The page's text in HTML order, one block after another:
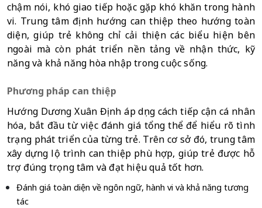
chậm nói, khó giao tiếp hoặc gặp khó khăn trong hành
vi. Trung tâm định hướng can thiệp theo hướng toàn
diện, giúp trẻ không chỉ cải thiện các biểu hiện bên
ngoài mà còn phát triển nền tảng về nhận thức, kỹ
năng và khả năng hòa nhập trong cuộc sống.
Phương pháp can thiệp
Hướng Dương Xuân Định áp dụng cách tiếp cận cá nhân
hóa, bắt đầu từ việc đánh giá tổng thể để hiểu rõ tình
trạng phát triển của từng trẻ. Trên cơ sở đó, trung tâm
xây dựng lộ trình can thiệp phù hợp, giúp trẻ được hỗ
trợ đúng trọng tâm và đạt hiệu quả tốt hơn.
Đánh giá toàn diện về ngôn ngữ, hành vi và khả năng tương
tác